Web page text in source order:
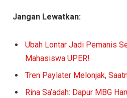
Jangan Lewatkan:
Ubah Lontar Jadi Pemanis
Mahasiswa UPER!
Tren Paylater Melonjak,
Rina Sa’adah: Dapur MBG